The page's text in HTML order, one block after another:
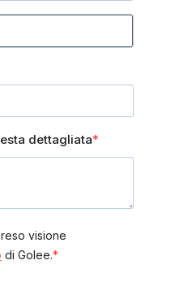
dettagliata
visione
di Golee.